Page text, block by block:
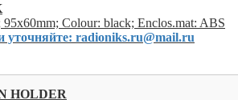
95x60mm; Colour: black; Enclos.mat: ABS
уточняйте: radioniks.ru@mail.ru
HOLDER